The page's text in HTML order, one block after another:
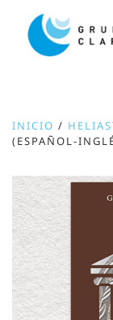
INICIO /
(ESPAÑOL-